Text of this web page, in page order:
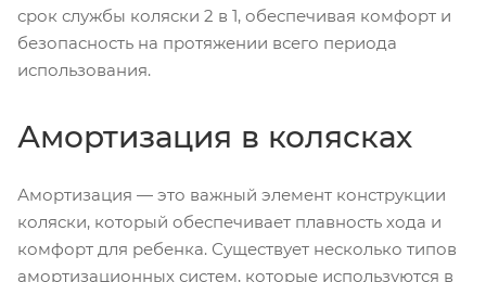
срок службы коляски 2 в 1, обеспечивая комфорт и
безопасность на протяжении всего периода
использования.
Амортизация в колясках
Амортизация — это важный элемент конструкции
коляски, который обеспечивает плавность хода и
комфорт для ребенка. Существует несколько типов
амортизационных систем, которые используются в